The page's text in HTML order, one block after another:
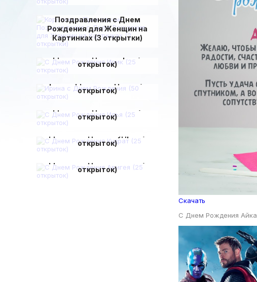
Скачать
С Днем Рождения Айка
Поздравления с Днем
Рождения для Женщин на
Картинках (3 открытки)
открыток)
открыток)
открыток)
открыток)
открыток)